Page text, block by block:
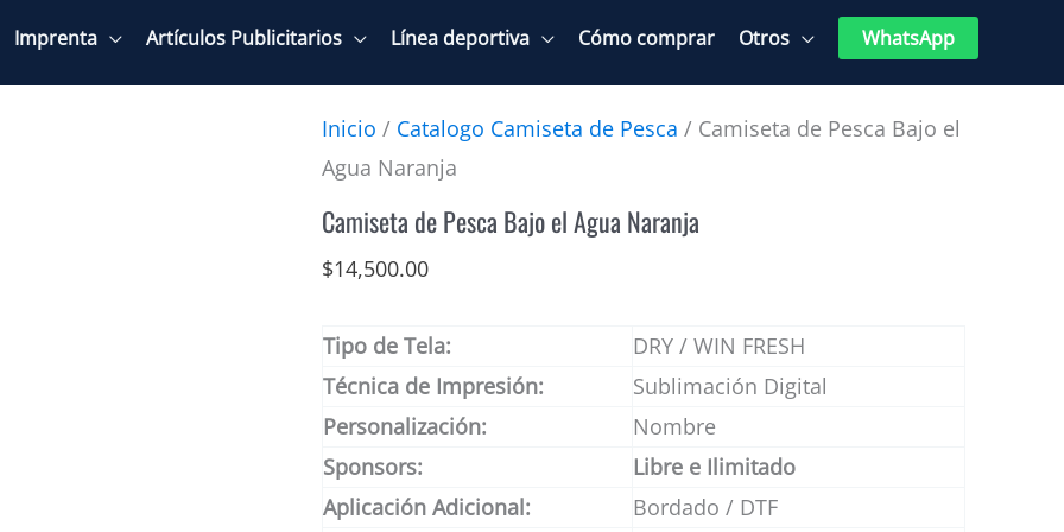
Imprenta Artículos Publicitarios Línea deportiva Cómo comprar Otros WhatsApp
Inicio / Catalogo Camiseta de Pesca / Camiseta de Pesca Bajo el
Agua Naranja
Camiseta de Pesca Bajo el Agua Naranja
$14,500.00
Tipo de Tela:
DRY / WIN FRESH
Técnica de Impresión:
Sublimación Digital
Personalización:
Nombre
Sponsors:
Libre e Ilimitado
Aplicación Adicional:
Bordado / DTF